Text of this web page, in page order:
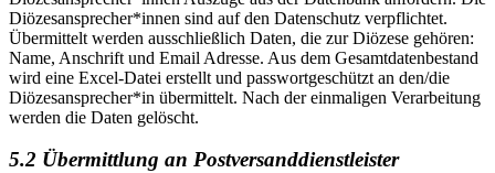
Diözesansprecher*innen sind auf den Datenschutz verpflichtet.
Übermittelt werden ausschließlich Daten, die zur Diözese gehören:
Name, Anschrift und Email Adresse. Aus dem Gesamtdatenbestand
wird eine Excel-Datei erstellt und passwortgeschützt an den/die
Diözesansprecher*in übermittelt. Nach der einmaligen Verarbeitung
werden die Daten gelöscht.
5.2 Übermittlung an Postversanddienstleister